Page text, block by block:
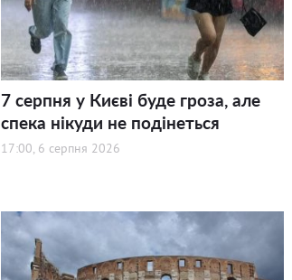
7 серпня у Києві буде гроза, але
спека нікуди не подінеться
17:00, 6 серпня 2026